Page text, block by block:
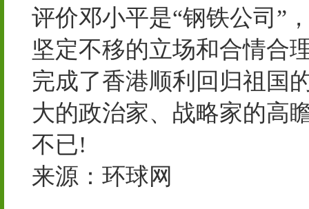
评价邓小平是“钢铁公司”
坚定不移的立场和合情合
完成了香港顺利回归祖国
大的政治家、战略家的高
不已!
来源：环球网